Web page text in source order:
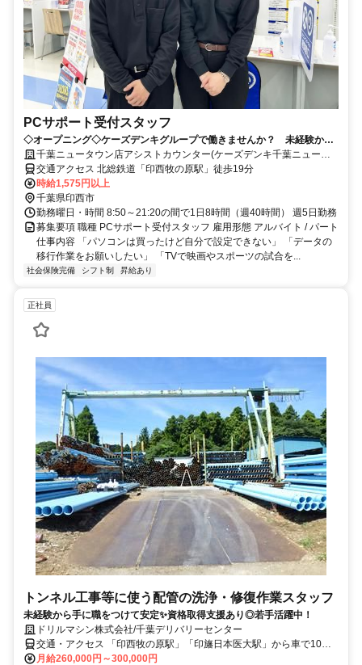
PCサポート受付スタッフ
◇オープニング◇ケーズデンキグループで働きませんか？ 未経験から
始めるサポート受付スタッフ
千葉ニュータウン店アシストカウンター(ケーズデンキ千葉ニュータ
ウン店内)
交通アクセス 北総鉄道「印西牧の原駅」徒歩19分
時給1,575円以上
千葉県印西市
勤務曜日・時間 8:50～21:20の間で1日8時間（週40時間） 週5日勤務
募集要項 職種 PCサポート受付スタッフ 雇用形態 アルバイト / パート
仕事内容 「パソコンは買ったけど自分で設定できない」 「データの
移行作業をお願いしたい」 「TVで映画やスポーツの試合を...
社会保険完備 シフト制 昇給あり
正社員
トンネル工事等に使う配管の洗浄・修復作業スタッフ
未経験から手に職をつけて安定✨資格取得支援あり◎若手活躍中！
ドリルマシン株式会社/千葉デリバリーセンター
交通・アクセス 「印西牧の原駅」「印旛日本医大駅」から車で10分
⭐車通勤歓迎
月給260,000円～300,000円